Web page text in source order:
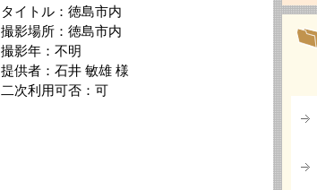
タイトル：徳島市内
撮影場所：徳島市内
撮影年：不明
提供者：石井 敏雄 様
二次利用可否：可